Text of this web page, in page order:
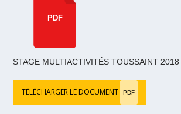
PDF
STAGE MULTIACTIVITÉS TOUSSAINT 2018
TÉLÉCHARGER LE DOCUMENT PDF